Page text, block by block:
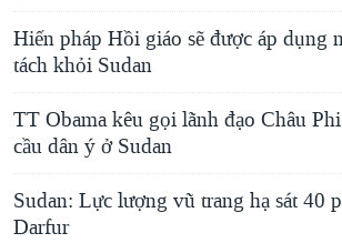
Hiến pháp Hồi giáo sẽ được áp dụng
tách khỏi Sudan
TT Obama kêu gọi lãnh đạo Châu
cầu dân ý ở Sudan
Sudan: Lực lượng vũ trang hạ sát 40
Darfur